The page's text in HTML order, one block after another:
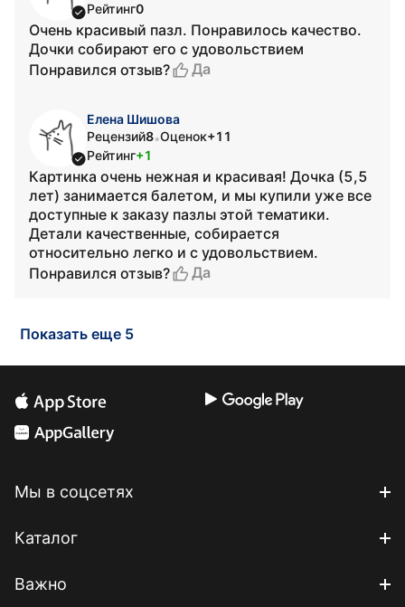
Рейтинг0
Очень красивый пазл. Понравилось качество.
Дочки собирают его с удовольствием
Понравился отзыв?
Да
Елена Шишова
Рецензий8•Оценок+11
Рейтинг+1
Картинка очень нежная и красивая! Дочка (5,5
лет) занимается балетом, и мы купили уже все
доступные к заказу пазлы этой тематики.
Детали качественные, собирается
относительно легко и с удовольствием.
Понравился отзыв?
Да
Показать еще 5
Мы в соцсетях
Каталог
Важно